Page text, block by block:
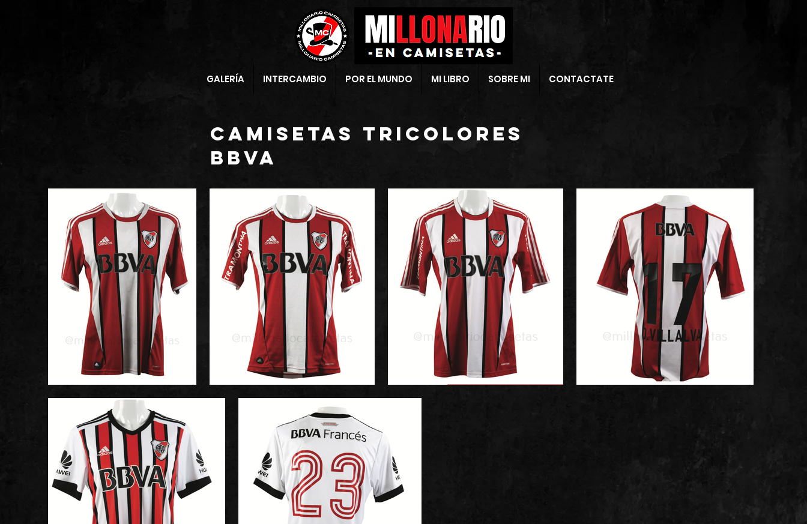
GALERÍA INTERCAMBIO POR EL MUNDO MI LIBRO SOBRE MI CONTACTATE
CAMISETAS tricolores
bbva